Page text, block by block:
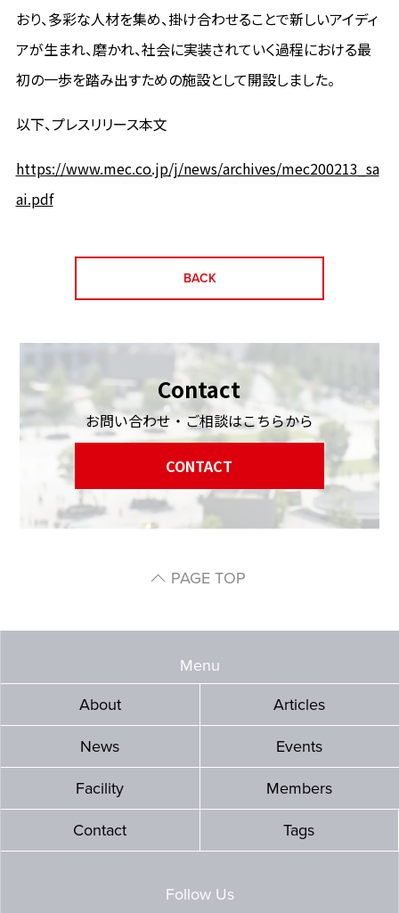
おり、多彩な人材を集め、掛け合わせることで新しいアイディ
アが生まれ、磨かれ、社会に実装されていく過程における最
初の一歩を踏み出すための施設として開設しました。
以下、プレスリリース本文
https://www.mec.co.jp/j/news/archives/mec200213_sa
ai.pdf
BACK
Contact
お問い合わせ・ご相談はこちらから
CONTACT
PAGE TOP
Menu
About
Articles
News Events
Facility Members
Contact Tags
Follow Us